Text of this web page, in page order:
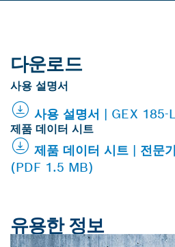
다운로드
사용 설명서
사용 설명서 | GEX
제품 데이터 시트
제품 데이터 시트 | 전문
(PDF 1.5 MB)
유용한 정보